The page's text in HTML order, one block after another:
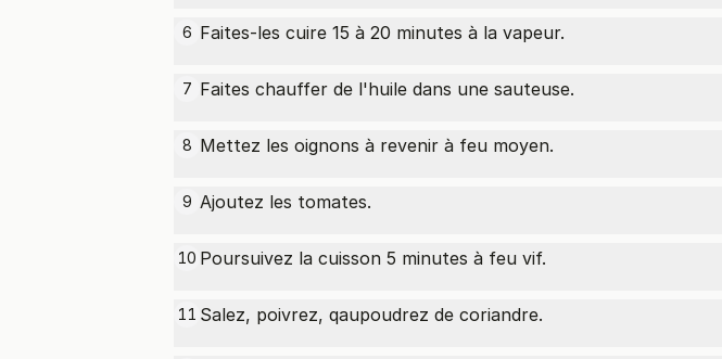
6 Faites-les cuire 15 à 20 minutes à la vapeur.
7 Faites chauffer de l'huile dans une sauteuse.
8 Mettez les oignons à revenir à feu moyen.
9 Ajoutez les tomates.
10 Poursuivez la cuisson 5 minutes à feu vif.
11 Salez, poivrez, qaupoudrez de coriandre.